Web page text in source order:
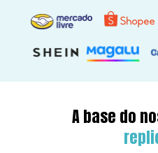
A base do